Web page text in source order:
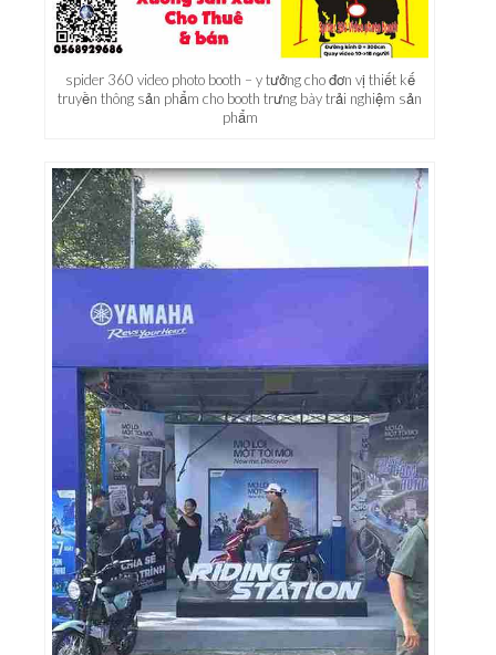
spider 360 video photo booth – y tưởng cho đơn vị thiết kế
truyền thông sản phẩm cho booth trưng bày trải nghiệm sản
phẩm